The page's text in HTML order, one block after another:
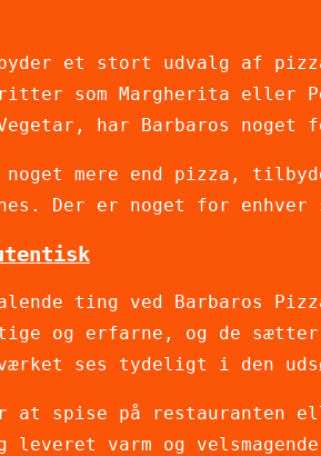
et stort udvalg af
som Margherita eller
har Barbaros noget
noget mere end pizza,
Der er noget for
ting ved Barbaros
og erfarne, og de
ses tydeligt i den
at spise på
varm og